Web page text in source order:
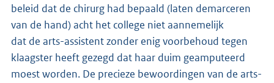
beleid dat de chirurg had bepaald (laten demarceren
van de hand) acht het college niet aannemelijk
dat de arts-assistent zonder enig voorbehoud tegen
klaagster heeft gezegd dat haar duim geamputeerd
moest worden. De precieze bewoordingen van de arts-